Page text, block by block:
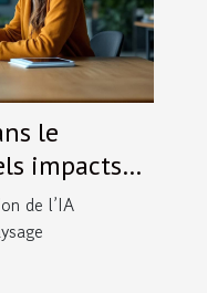
le
impacts
?
de l’IA